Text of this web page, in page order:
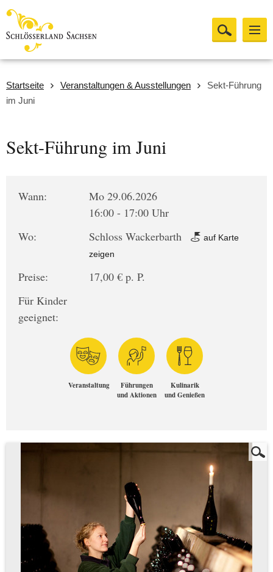
Startseite Veranstaltungen & Ausstellungen
Sekt-Führung
im Juni
Sekt-Führung im Juni
Wann:
Mo 29.06.2026
16:00 - 17:00 Uhr
Wo:
Schloss Wackerbarth
auf Karte
zeigen
Preise:
17,00 € p. P.
Für Kinder
geeignet:
Veranstaltung
Führungen
und Aktionen
Kulinarik
und Genießen